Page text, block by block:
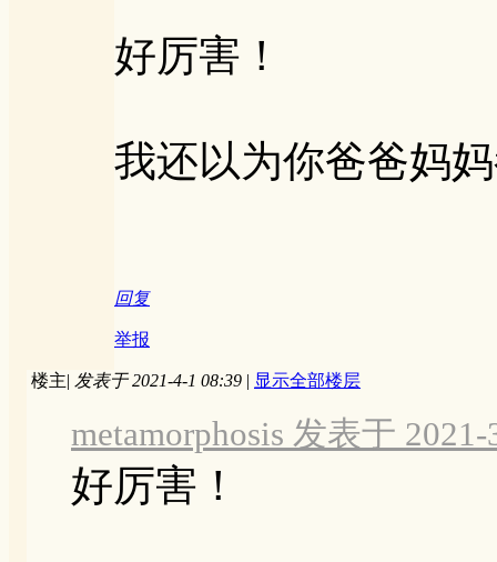
好厉害！
我还以为你爸爸妈
回复
举报
楼主| 发表于 2021-4-1 08:39 | 显示全部楼层
metamorphosis 发表于
好厉害！